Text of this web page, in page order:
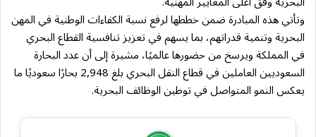
وتأتي هذه المبادرة ضمن خططها لرفع نسبة الكفاءات الوطنية في المهن
البحرية وتنمية قدراتهم، بما يسهم في تعزيز تنافسية القطاع البحري
في المملكة ويرسخ من حضورها عالميًا، مشيرة إلى أن عدد البحارة
السعوديين العاملين في قطاع النقل البحري بلغ 2,948 بحارًا سعوديًا ما
يعكس النمو المتواصل في توطين الوظائف البحرية.